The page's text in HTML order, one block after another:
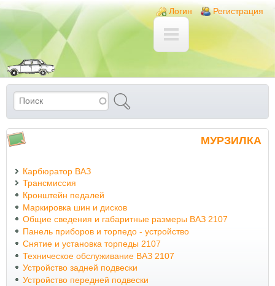
Перейти к основному содержанию
Skip to search
Login links
Логин Регистрация
Форма поиска
Поиск
МУРЗИЛКА
Карбюратор ВАЗ
Трансмиссия
Кронштейн педалей
Маркировка шин и дисков
Общие сведения и габаритные размеры ВАЗ 2107
Панель приборов и торпедо - устройство
Снятие и установка торпеды 2107
Техническое обслуживание ВАЗ 2107
Устройство задней подвески
Устройство передней подвески